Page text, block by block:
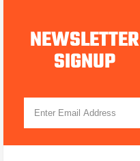
NEWSLETTER
SIGNUP